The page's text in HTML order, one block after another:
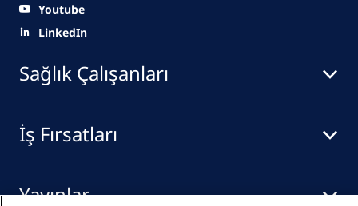
Sağlık Çalışanları
İş Fırsatları
Yayınlar
Youtube
LinkedIn